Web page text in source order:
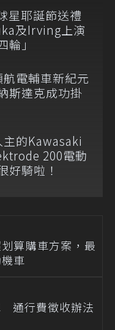
星耶誕節送禮
及Irving上演
輪」
航電輔車新紀元
斯達克成功掛
主的Kawasaki
200電動
好騎啦！
算購車方案，最
車
通行費徵收辦法